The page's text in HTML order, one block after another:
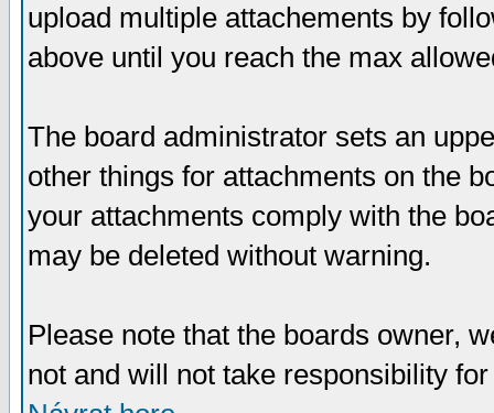
upload multiple attachements by
above until you reach the max
The board administrator sets an
other things for attachments on the
your attachments comply with the
may be deleted without warning.
Please note that the boards owner,
not and will not take responsibility